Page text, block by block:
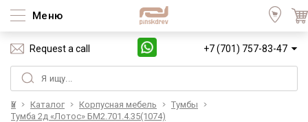
Меню
Request a call +7 (701) 757-83-47
Үй Каталог Корпусная мебель
Тумбы
Тумба 2д «Лотос» БМ2.701.4.35(1074)